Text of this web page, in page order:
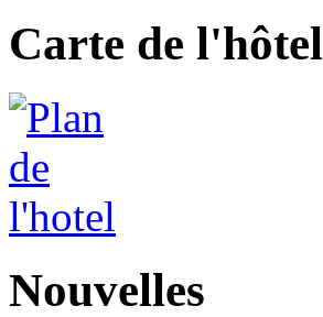
Carte de l'hôtel
Nouvelles